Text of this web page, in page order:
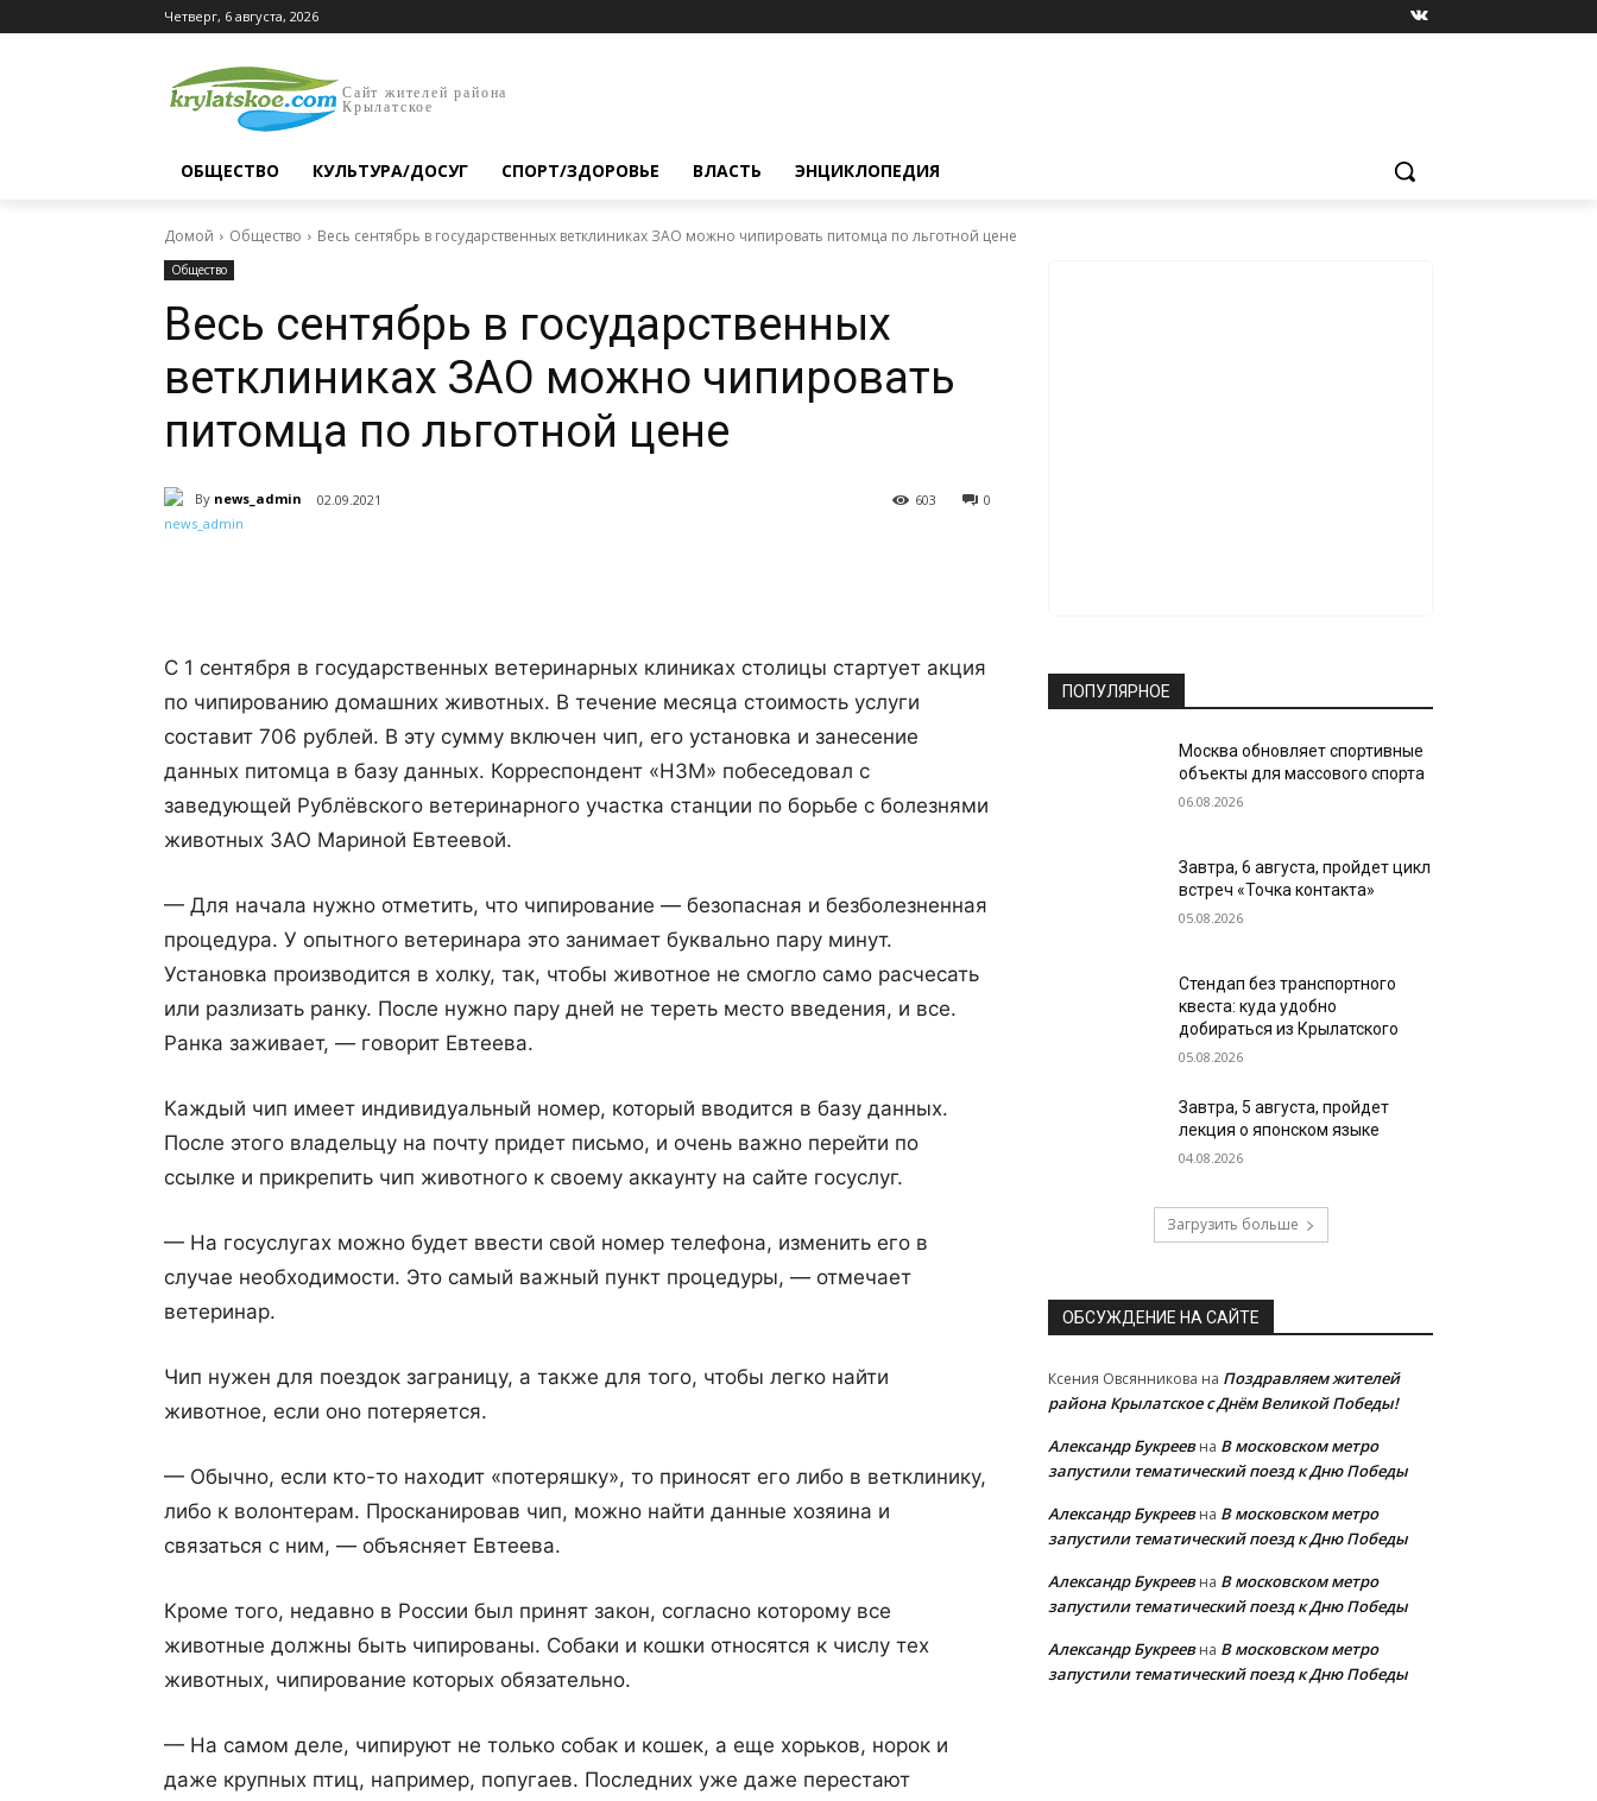
Четверг, 6 августа, 2026
Сайт жителей района
Крылатское
ОБЩЕСТВО КУЛЬТУРА/ДОСУГ СПОРТ/ЗДОРОВЬЕ ВЛАСТЬ ЭНЦИКЛОПЕДИЯ
Домой Общество Весь сентябрь в государственных ветклиниках ЗАО можно чипировать питомца по льготной цене
Общество
Весь сентябрь в государственных
ветклиниках ЗАО можно чипировать
питомца по льготной цене
By news_admin 02.09.2021 0
603
С 1 сентября в государственных ветеринарных клиниках столицы стартует акция
по чипированию домашних животных. В течение месяца стоимость услуги
составит 706 рублей. В эту сумму включен чип, его установка и занесение
данных питомца в базу данных. Корреспондент «НЗМ» побеседовал с
заведующей Рублёвского ветеринарного участка станции по борьбе с болезнями
животных ЗАО Мариной Евтеевой.
— Для начала нужно отметить, что чипирование — безопасная и безболезненная
процедура. У опытного ветеринара это занимает буквально пару минут.
Установка производится в холку, так, чтобы животное не смогло само расчесать
или разлизать ранку. После нужно пару дней не тереть место введения, и все.
Ранка заживает, — говорит Евтеева.
Каждый чип имеет индивидуальный номер, который вводится в базу данных.
После этого владельцу на почту придет письмо, и очень важно перейти по
ссылке и прикрепить чип животного к своему аккаунту на сайте госуслуг.
— На госуслугах можно будет ввести свой номер телефона, изменить его в
случае необходимости. Это самый важный пункт процедуры, — отмечает
ветеринар.
Чип нужен для поездок заграницу, а также для того, чтобы легко найти
животное, если оно потеряется.
— Обычно, если кто-то находит «потеряшку», то приносят его либо в ветклинику,
либо к волонтерам. Просканировав чип, можно найти данные хозяина и
связаться с ним, — объясняет Евтеева.
Кроме того, недавно в России был принят закон, согласно которому все
животные должны быть чипированы. Собаки и кошки относятся к числу тех
животных, чипирование которых обязательно.
— На самом деле, чипируют не только собак и кошек, а еще хорьков, норок и
даже крупных птиц, например, попугаев. Последних уже даже перестают
ПОПУЛЯРНОЕ
Москва обновляет спортивные
объекты для массового спорта
06.08.2026
Завтра, 6 августа, пройдет цикл
встреч «Точка контакта»
05.08.2026
Стендап без транспортного
квеста: куда удобно
добираться из Крылатского
05.08.2026
Завтра, 5 августа, пройдет
лекция о японском языке
04.08.2026
Загрузить больше
ОБСУЖДЕНИЕ НА САЙТЕ
Ксения Овсянникова на Поздравляем жителей
района Крылатское с Днём Великой Победы!
Александр Букреевна В московском метро
запустили тематический поезд к Дню Победы
Александр Букреевна В московском метро
запустили тематический поезд к Дню Победы
Александр Букреевна В московском метро
запустили тематический поезд к Дню Победы
Александр Букреевна В московском метро
запустили тематический поезд к Дню Победы